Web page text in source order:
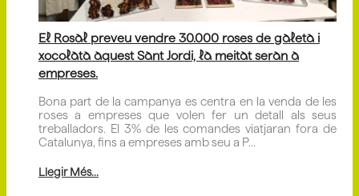
El Rosal preveu vendre 30.000 roses de galeta i
xocolata aquest Sant Jordi, la meitat seran a
empreses.
Bona part de la campanya es centra en la venda de les
roses a empreses que volen fer un detall als seus
treballadors. El 3% de les comandes viatjaran fora de
Catalunya, fins a empreses amb seu a P...
Llegir Més...